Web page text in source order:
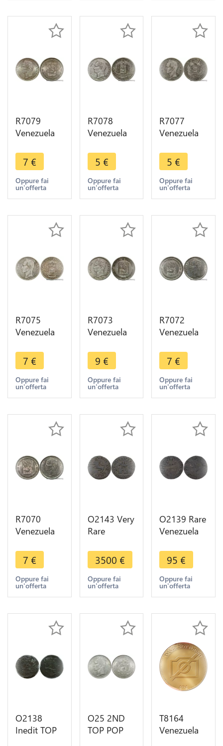
R7079
Venezuela
Centimos
1954 Silver
AU -> Make
offer
7 €
Oppure fai
un'offerta
R7078
Venezuela
1960 Paris
Silver ->
Make offer
5 €
Oppure fai
un'offerta
R7077
Venezuela
1936 Barre
Philadelphia
Silver ->
Make offer
5 €
Oppure fai
un'offerta
R7075
Venezuela
1945 Barre
Philadelphia
Silver ->
Make offer
7 €
Oppure fai
un'offerta
R7073
Venezuela
Centimos
Bolivar
1960 A
Paris Silver -
offer
9 €
Oppure fai
un'offerta
R7072
Venezuela
Centimos
1954
Philadelphia
Silver AU ->
7 €
Oppure fai
un'offerta
R7070
Venezuela
Centimos
1954
Philadelphia
Silver AU ->
7 €
Oppure fai
un'offerta
O2143 Very
Rare
1/2 Real
Ferdinand
VII 1814
Guayana
3500 €
Oppure fai
un'offerta
O2139 Rare
Venezuela
Ferdinand
VII 1815
Guayana -
>Make
95 €
Oppure fai
un'offerta
O2138
Inedit TOP
O25 2ND
TOP POP
T8164
Venezuela